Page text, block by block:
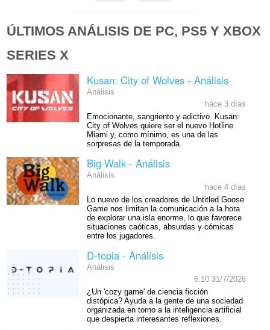
ÚLTIMOS ANÁLISIS DE PC, PS5 Y XBOX
SERIES X
Kusan: City of Wolves - Análisis
Análisis
hace 3 días
Emocionante, sangriento y adictivo. Kusan:
City of Wolves quiere ser el nuevo Hotline
Miami y, como mínimo, es una de las
sorpresas de la temporada.
Big Walk - Análisis
Análisis
hace 4 días
Lo nuevo de los creadores de Untitled Goose
Game nos limitan la comunicación a la hora
de explorar una isla enorme, lo que favorece
situaciones caóticas, absurdas y cómicas
entre los jugadores.
D-topia - Análisis
Análisis
6:10 31/7/2026
¿Un 'cozy game' de ciencia ficción
distópica? Ayuda a la gente de una sociedad
organizada en torno a la inteligencia artificial
que despierta interesantes reflexiones.